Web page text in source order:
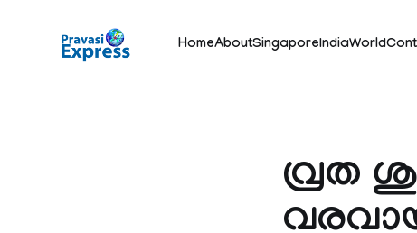
HomeAboutSingaporeIndiaWorld
വ്രത